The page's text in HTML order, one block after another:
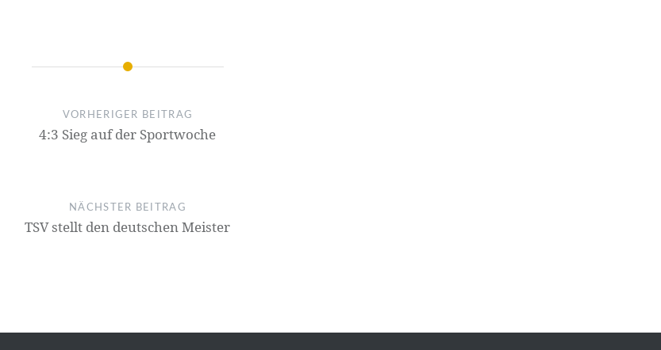
VORHERIGER BEITRAG
4:3 Sieg auf der Sportwoche
NÄCHSTER BEITRAG
TSV stellt den deutschen Meister